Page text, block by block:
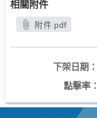
相關附件
附件.pdf
下架日期：
點擊率：